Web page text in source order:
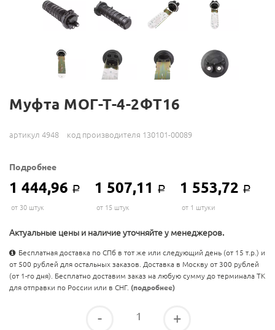
Муфта МОГ-Т-4-2ФТ16
артикул 4948 код производителя 130101-00089
Подробнее
1 444,96 Р 1 507,11 Р 1 553,72 Р
от 30 штук от 15 штук от 1 штуки
Актуальные цены и наличие уточняйте у менеджеров.
Бесплатная доставка по СПб в тот же или следующий день (от 15 т.р.) и
от 500 рублей для остальных заказов. Доставка в Москву от 300 рублей
(от 1-го дня). Бесплатно доставим заказ на любую сумму до терминала ТК
для отправки по России или в СНГ. (подробнее)
- +